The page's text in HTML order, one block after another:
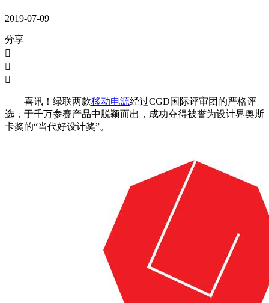
2019-07-09
分享



喜讯！绿联两款移动电源经过CGD国际评审团的严格评
选，于千万参赛产品中脱颖而出，成功夺得被誉为设计界奥斯
卡奖的“当代好设计奖”。